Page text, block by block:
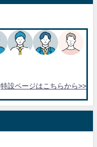
特設ページはこちらから>>